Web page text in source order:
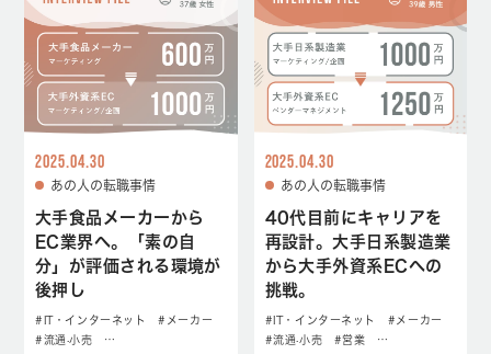
2025.04.30
あの人の転職事情
大手食品メーカーから
EC業界へ。「素の自
分」が評価される環境が
後押し
#IT・インターネット
#メーカー
#流通·小売
…
2025.04.30
あの人の転職事情
40代目前にキャリアを
再設計。大手日系製造業
から大手外資系ECへの
挑戦。
#IT・インターネット
#メーカー
#流通·小売
#営業 …